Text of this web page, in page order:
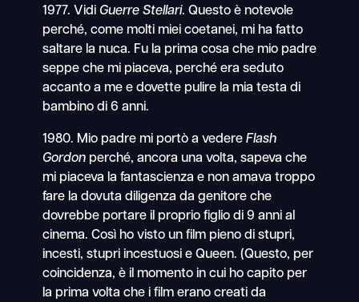
1977. Vidi Guerre Stellari. Questo è notevole
perché, come molti miei coetanei, mi ha fatto
saltare la nuca. Fu la prima cosa che mio padre
seppe che mi piaceva, perché era seduto
accanto a me e dovette pulire la mia testa di
bambino di 6 anni.
1980. Mio padre mi portò a vedere Flash
Gordonperché, ancora una volta, sapeva che
mi piaceva la fantascienza e non amava troppo
fare la dovuta diligenza da genitore che
dovrebbe portare il proprio figlio di 9 anni al
cinema. Così ho visto un film pieno di stupri,
incesti, stupri incestuosi e Queen. (Questo, per
coincidenza, è il momento in cui ho capito per
la prima volta che i film erano creati da